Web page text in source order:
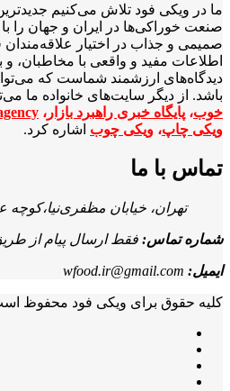
ما در ویکی‌ فود تلاش می‌کنیم
صنعت خوراکی‌ها در ایران و جهان را
صمیمی و جذاب در اختیار علاقه‌مندان
اطلاعات مفید و واقعی با مخاطبان، و
دیدگاه‌های ارزشمند شماست که
باشد. از دیگر سایت‌های خانواده ما
خوب، پایگاه خبری راهبرد بازار ،
ویکی چاپ، ویکی چوب اشاره کرد.
تماس با ما
تهران، خیابان مظفری‌نیا،کوچه
شماره تماس: فقط ارسال پیام از طریق
ایمیل: wfood.ir@gmail.com
کلیه حقوق برای ویکی فود محفوظ